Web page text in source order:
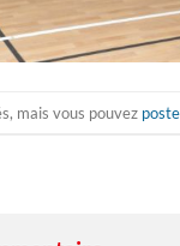
mais vous pouvez